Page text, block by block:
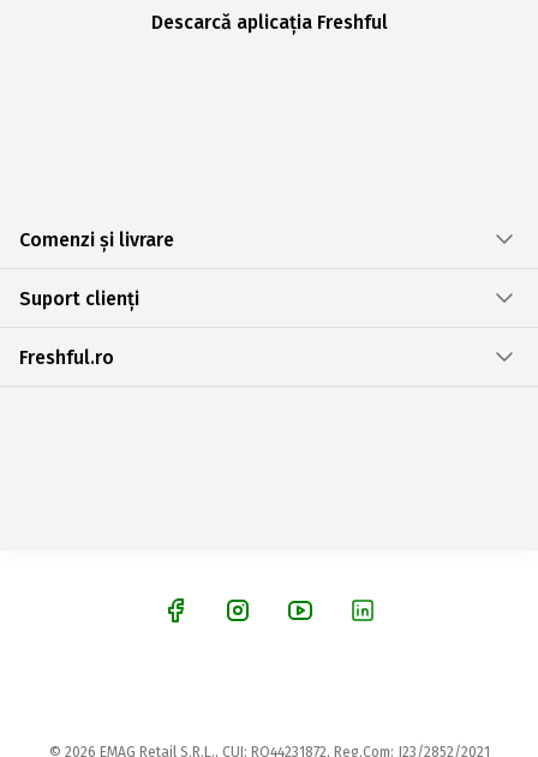
Descarcă aplicația Freshful
Comenzi și livrare
Suport clienți
Freshful.ro
© 2026 EMAG Retail S.R.L., CUI: RO44231872, Reg.Com: J23/2852/2021